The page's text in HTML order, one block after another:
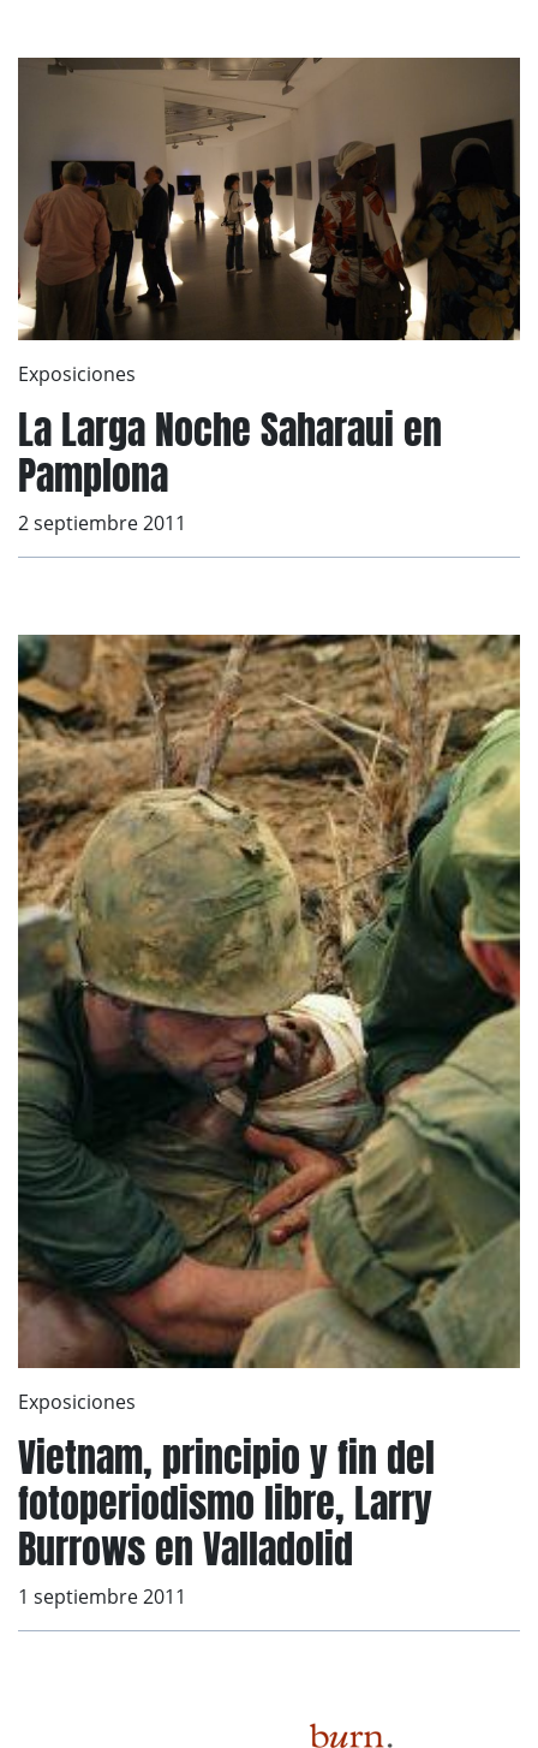
Exposiciones
La Larga Noche Saharaui en
Pamplona
2 septiembre 2011
Exposiciones
Vietnam, principio y fin del
fotoperiodismo libre, Larry
Burrows en Valladolid
1 septiembre 2011